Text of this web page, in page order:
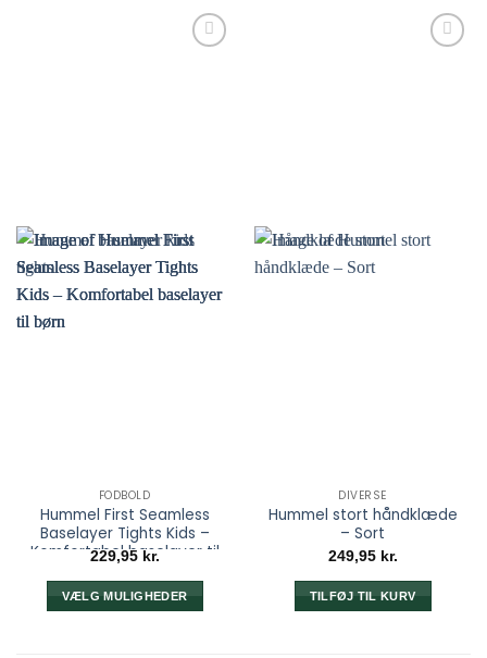
FODBOLD
Hummel First Seamless
Baselayer Tights Kids –
Komfortabel baselayer til
børn
229,95 kr.
VÆLG MULIGHEDER
DIVERSE
Hummel stort håndklæde
– Sort
249,95 kr.
TILFØJ TIL KURV